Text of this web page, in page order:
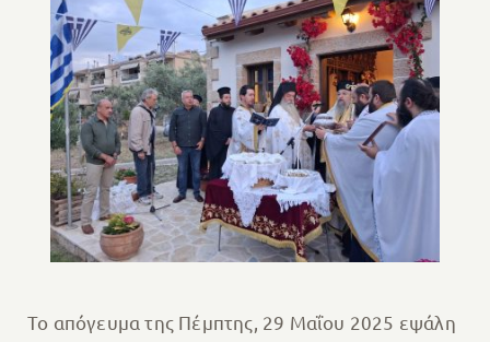
Το απόγευμα της Πέμπτης, 29 Μαΐου 2025 εψάλη